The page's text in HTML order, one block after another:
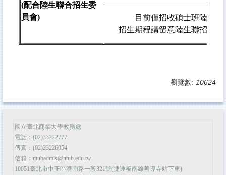
(配合陸生聯合招生委
員會)
目前僅招收碩士班陸生
招生期程請留意陸生聯招會網
瀏覽數: 10624
國立臺北商業大學教務處
電話：(02)33222777
傳真：(02)23226054
信箱：ntubadmis@ntub.edu.tw
10051臺北市中正區濟南路一段321號(捷運板南線善導寺站下車)